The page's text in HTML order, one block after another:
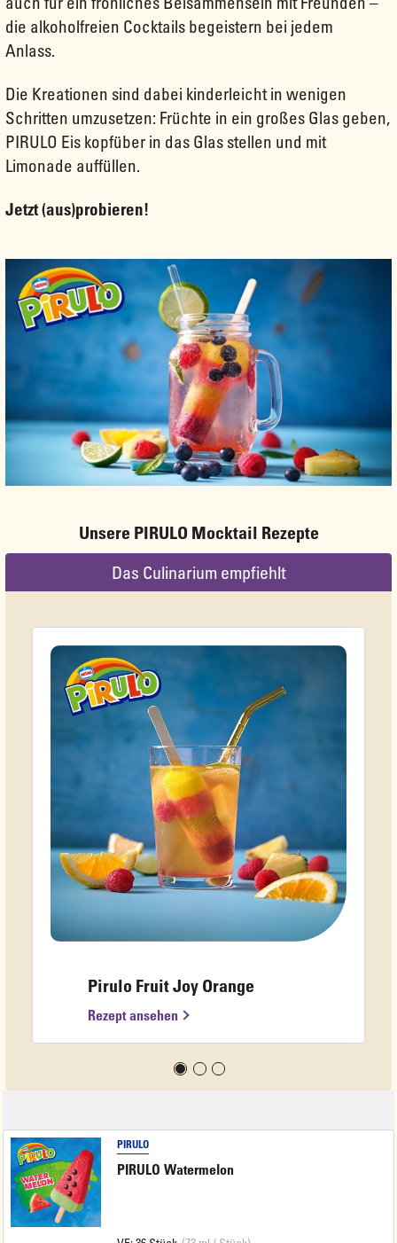
die alkoholfreien Cocktails begeistern bei jedem
Anlass.
Die Kreationen sind dabei kinderleicht in wenigen
Schritten umzusetzen: Früchte in ein großes Glas geben,
PIRULO Eis kopfüber in das Glas stellen und mit
Limonade auffüllen.
Jetzt (aus)probieren!
Unsere PIRULO Mocktail Rezepte
Das Culinarium empfiehlt
Pirulo Fruit Joy Orange
Rezept ansehen
PIRULO
PIRULO Watermelon